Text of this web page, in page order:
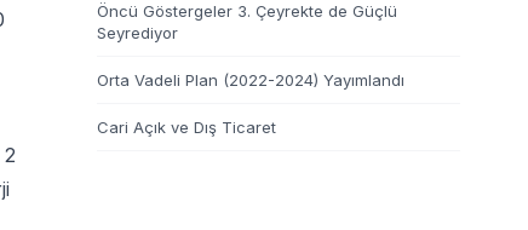
Öncü Göstergeler 3. Çeyrekte de Güçlü
Seyrediyor
Orta Vadeli Plan (2022-2024) Yayımlandı
Cari Açık ve Dış Ticaret